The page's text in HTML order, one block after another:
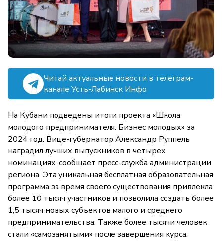
Читай актуальные новости в телеграм-
канале Усть-Лабинск Инфо
На Кубани подведены итоги проекта «Школа
молодого предпринимателя. Бизнес молодых» за
2024 год. Вице-губернатор Александр Руппель
наградил лучших выпускников в четырех
номинациях, сообщает пресс-служба администрации
региона. Эта уникальная бесплатная образовательная
программа за время своего существования привлекла
более 10 тысяч участников и позволила создать более
1,5 тысяч новых субъектов малого и среднего
предпринимательства. Также более тысячи человек
стали «самозанятыми» после завершения курса.